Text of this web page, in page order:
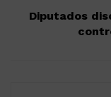
Diputados